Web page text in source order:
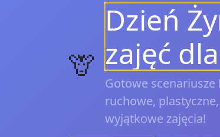
🦒
Dzień
zajęć
Gotowe scenariusze
ruchowe,
wyjątkowe zajęcia!